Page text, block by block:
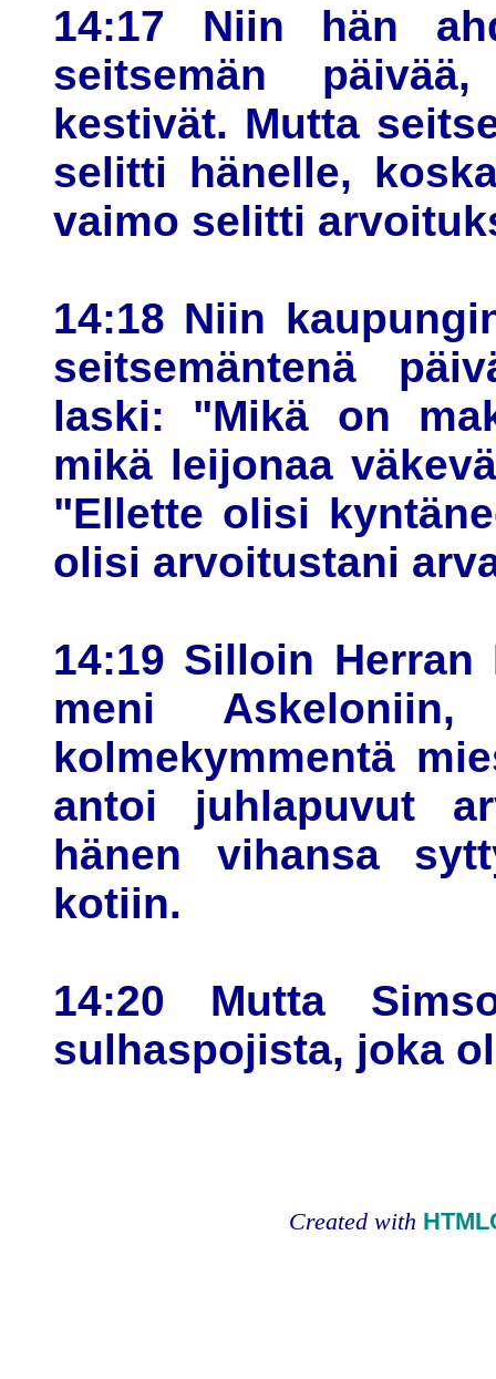
14:17 Niin hän
seitsemän
kestivät. Mutta
selitti hänelle,
vaimo selitti
14:18 Niin
seitsemäntenä
laski: "Mikä on
mikä leijonaa
"Ellette olisi
olisi arvoitustani
14:19 Silloin
meni
kolmekymmentä
antoi juhlapuvut
hänen vihansa
kotiin.
14:20 Mutta
sulhaspojista, joka
Created with